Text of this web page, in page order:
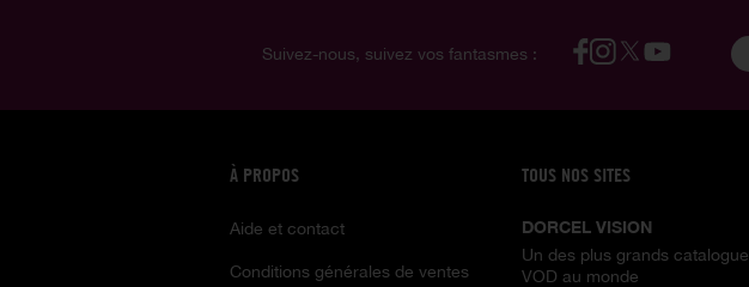
Suivez-nous, suivez vos fantasmes :
À PROPOS
Aide et contact
Conditions générales de ventes
TOUS NOS SITES
DORCEL VISION
Un des plus grands catalogue
VOD au monde